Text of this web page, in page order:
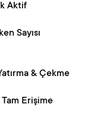
Aktif
Sayısı
& Çekme
Erişime